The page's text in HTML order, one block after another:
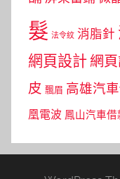
髮 法令紋 消脂針
網頁設計 網
皮 飄眉 高雄汽
凰電波 鳳山汽車借